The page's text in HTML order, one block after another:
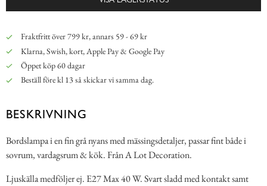
Fraktfritt över 799 kr, annars 59 - 69 kr
Klarna, Swish, kort, Apple Pay & Google Pay
Öppet köp 60 dagar
Beställ före kl 13 så skickar vi samma dag.
BESKRIVNING
Bordslampa i en fin grå nyans med mässingsdetaljer, passar fint både i
sovrum, vardagsrum & kök. Från A Lot Decoration.
Ljuskälla medföljer ej. E27 Max 40 W. Svart sladd med kontakt samt